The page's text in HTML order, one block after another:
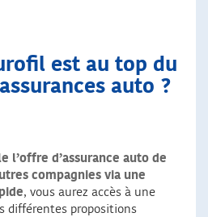
est au top du
auto ?
l’offre d’assurance auto de
compagnies via une
, vous aurez accès à une
différentes propositions